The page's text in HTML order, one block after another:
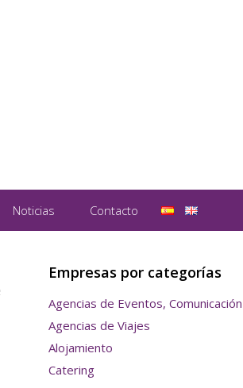
Noticias Contacto
Empresas por categorías
Agencias de Eventos,
Agencias de Viajes
Alojamiento
Catering